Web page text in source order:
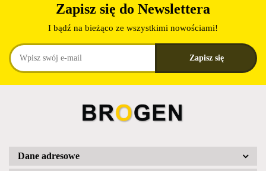
Zapisz się do Newslettera
I bądź na bieżąco ze wszystkimi nowościami!
Dane adresowe